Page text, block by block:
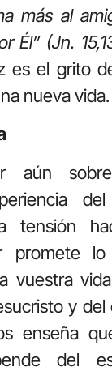
más al
Él” (Jn.
es el grito
nueva vida.
aún
promete
vuestra
y del
enseña
del